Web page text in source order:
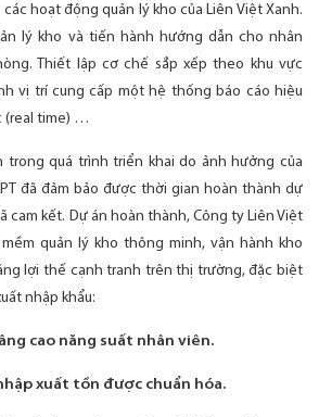
hoạt động quản lý kho của Liên Việt Xanh.
lý kho và tiến hành hướng dẫn cho nhân
Thiết lập cơ chế sắp xếp theo khu vực
vị trí cung cấp một hệ thống báo cáo hiệu
(real time) …
trong quá trình triển khai do ảnh hưởng của
đã đảm bảo được thời gian hoàn thành dự
cam kết. Dự án hoàn thành, Công ty Liên Việt
quản lý kho thông minh, vận hành kho
lợi thế cạnh tranh trên thị trường, đặc biệt
nhập khẩu:
cao năng suất nhân viên.
xuất tồn được chuẩn hóa.